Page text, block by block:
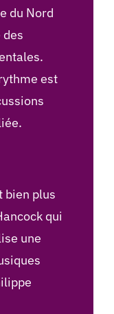
du Nord
est
bien plus
qui
une